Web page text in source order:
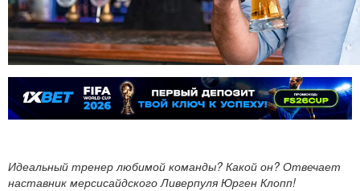
Идеальный тренер любимой команды? Какой он? Отвечает
наставник мерсисайдского Ливерпуля Юрген Клопп!